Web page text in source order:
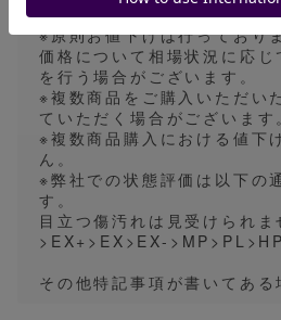
行っております。
※原則お値下げは行っており
価格について相場状況に応
を行う場合がございます。
※複数商品をご購入いただい
ていただく場合がございます
※複数商品購入における値下
ん。
※弊社での状態評価は以下の
す。
目立つ傷汚れは見受けられ
>EX+>EX>EX-
その他特記事項が書いてある